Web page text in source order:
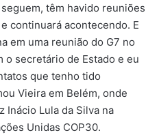
têm havido reuniões
continuará acontecendo. E
em uma reunião do G7 no
o secretário de Estado e eu
que tenho tido
Vieira em Belém, onde
Inácio Lula da Silva na
Unidas COP30.